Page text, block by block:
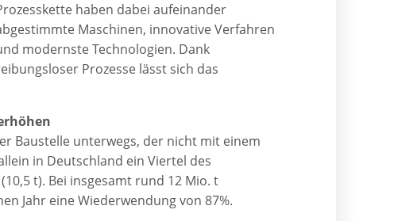
haben dabei aufeinander
Maschinen, innovative Verfahren
modernste Technologien. Dank
Prozesse lässt sich das
Baustelle unterwegs, der nicht mit einem
in Deutschland ein Viertel des
t). Bei insgesamt rund 12 Mio. t
Jahr eine Wiederwendung von 87%.